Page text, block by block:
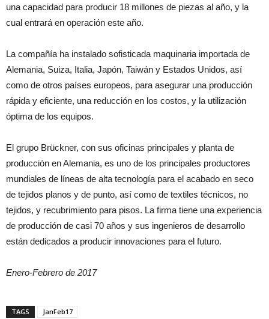
una capacidad para producir 18 millones de piezas al año, y la
cual entrará en operación este año.
La compañía ha instalado sofisticada maquinaria importada de
Alemania, Suiza, Italia, Japón, Taiwán y Estados Unidos, así
como de otros países europeos, para asegurar una producción
rápida y eficiente, una reducción en los costos, y la utilización
óptima de los equipos.
El grupo Brückner, con sus oficinas principales y planta de
producción en Alemania, es uno de los principales productores
mundiales de líneas de alta tecnología para el acabado en seco
de tejidos planos y de punto, así como de textiles técnicos, no
tejidos, y recubrimiento para pisos. La firma tiene una experiencia
de producción de casi 70 años y sus ingenieros de desarrollo
están dedicados a producir innovaciones para el futuro.
Enero-Febrero de 2017
TAGS JanFeb17